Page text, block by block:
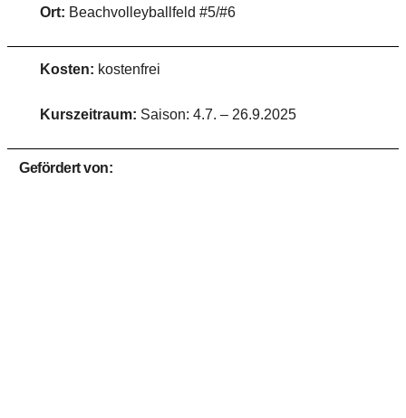
Ort: Beachvolleyballfeld #5/#6
Kosten: kostenfrei
Kurszeitraum: Saison: 4.7. – 26.9.2025
Gefördert von: